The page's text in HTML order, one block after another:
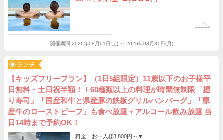
開催期間 2026年08月01日(土) ～ 2026年08月31日(月)
【キッズフリープラン】（1日5組限定）11歳以下のお子様平
日無料・土日祝半額！！60種類以上の料理が時間無制限「握
り寿司」「国産和牛と県産豚の鉄板グリルハンバーグ」「県
産牛のローストビーフ」も食べ放題＋アルコール飲み放題 当
日14時まで予約OK！
料金：お一人様3,800円～ ▼